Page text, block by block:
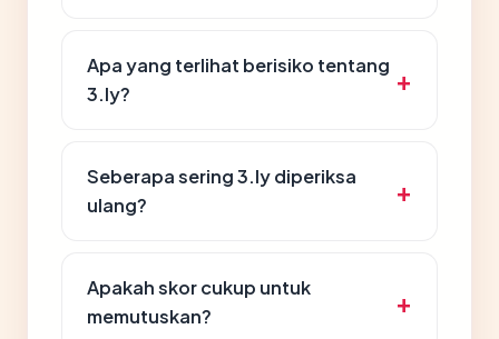
Apa yang terlihat berisiko tentang
3.ly?
Seberapa sering 3.ly diperiksa
ulang?
Apakah skor cukup untuk
memutuskan?